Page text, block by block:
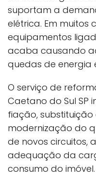
suportam a
elétrica. Em muitos
equipamentos
acaba causando
quedas de energia
O serviço de
Caetano do Sul SP
fiação, substituição
modernização do
de novos circuitos,
adequação da
consumo do imóvel.